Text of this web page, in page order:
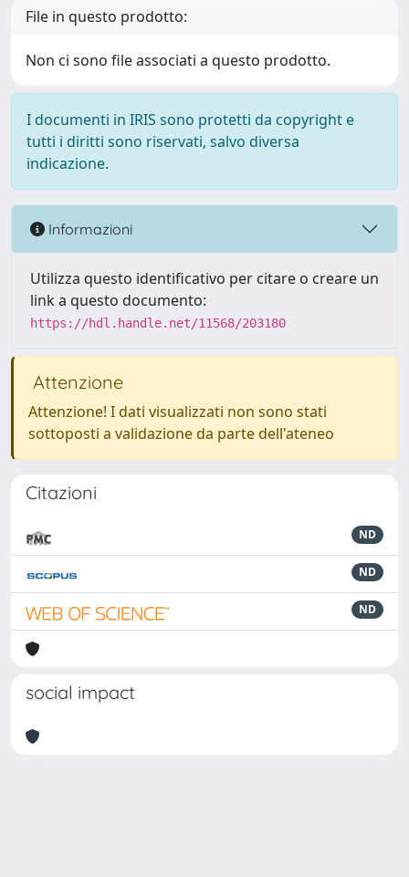
File in questo prodotto:
Non ci sono file associati a questo prodotto.
I documenti in IRIS sono protetti da copyright e
tutti i diritti sono riservati, salvo diversa
indicazione.
Informazioni
Utilizza questo identificativo per citare o creare un
link a questo documento:
https://hdl.handle.net/11568/203180
Attenzione
Attenzione! I dati visualizzati non sono stati
sottoposti a validazione da parte dell'ateneo
Citazioni
ND
ND
ND
social impact